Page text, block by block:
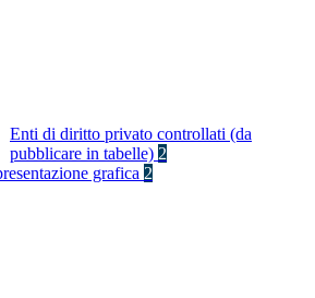
Enti di diritto privato controllati (da
pubblicare in tabelle) 2
grafica 2